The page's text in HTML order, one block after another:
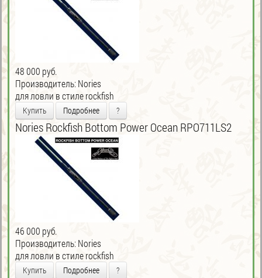
48 000 руб.
Производитель: Nories
для ловли в стиле rockfish
Купить Подробнее ?
Nories Rockfish Bottom Power Ocean RPO711LS2
46 000 руб.
Производитель: Nories
для ловли в стиле rockfish
Купить Подробнее ?